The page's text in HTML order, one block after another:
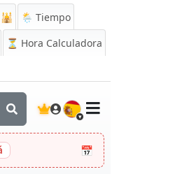
🕌
🌦️ Tiempo
⏳ Hora Calculadora
🇪🇸
📅